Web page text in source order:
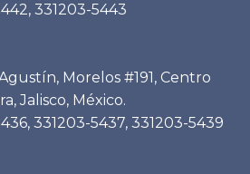
331203-5443
Morelos #191, Centro
Jalisco, México.
331203-5437, 331203-5439